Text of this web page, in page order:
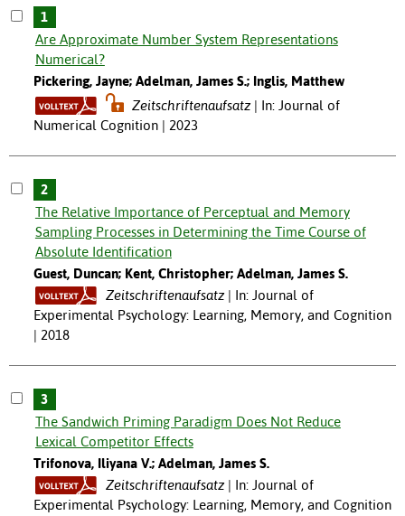
1
Are Approximate Number System Representations
Numerical?
Pickering, Jayne; Adelman, James S.; Inglis, Matthew
Zeitschriftenaufsatz
In: Journal of
Numerical Cognition | 2023
2
The Relative Importance of Perceptual and Memory
Sampling Processes in Determining the Time Course of
Absolute Identification
Guest, Duncan; Kent, Christopher; Adelman, James S.
Zeitschriftenaufsatz
In: Journal of
Experimental Psychology: Learning, Memory, and Cognition
| 2018
3
The Sandwich Priming Paradigm Does Not Reduce
Lexical Competitor Effects
Trifonova, Iliyana V.; Adelman, James S.
Zeitschriftenaufsatz
In: Journal of
Experimental Psychology: Learning, Memory, and Cognition